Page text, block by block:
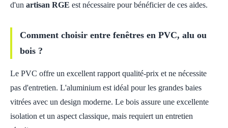
d'un artisan RGE est nécessaire pour bénéficier de ces aides.
Comment choisir entre fenêtres en PVC, alu ou
bois ?
Le PVC offre un excellent rapport qualité-prix et ne nécessite
pas d'entretien. L'aluminium est idéal pour les grandes baies
vitrées avec un design moderne. Le bois assure une excellente
isolation et un aspect classique, mais requiert un entretien